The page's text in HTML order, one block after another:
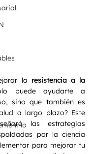
la resistencia a la
puede ayudarte a
sino que también es
a largo plazo? Este
las estrategias
por la ciencia
para mejorar tu